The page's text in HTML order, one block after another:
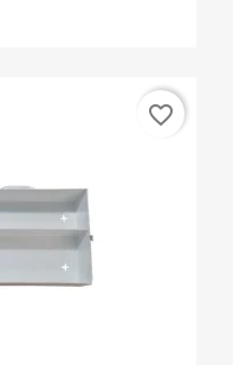
favorite_border